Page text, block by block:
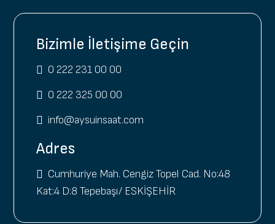
Bizimle İletişime Geçin
0 222 231 00 00
0 222 325 00 00
info@aysuinsaat.com
Adres
Cumhuriye Mah. Cengiz Topel Cad. No:48
Kat:4 D:8 Tepebaşı/ ESKİŞEHİR